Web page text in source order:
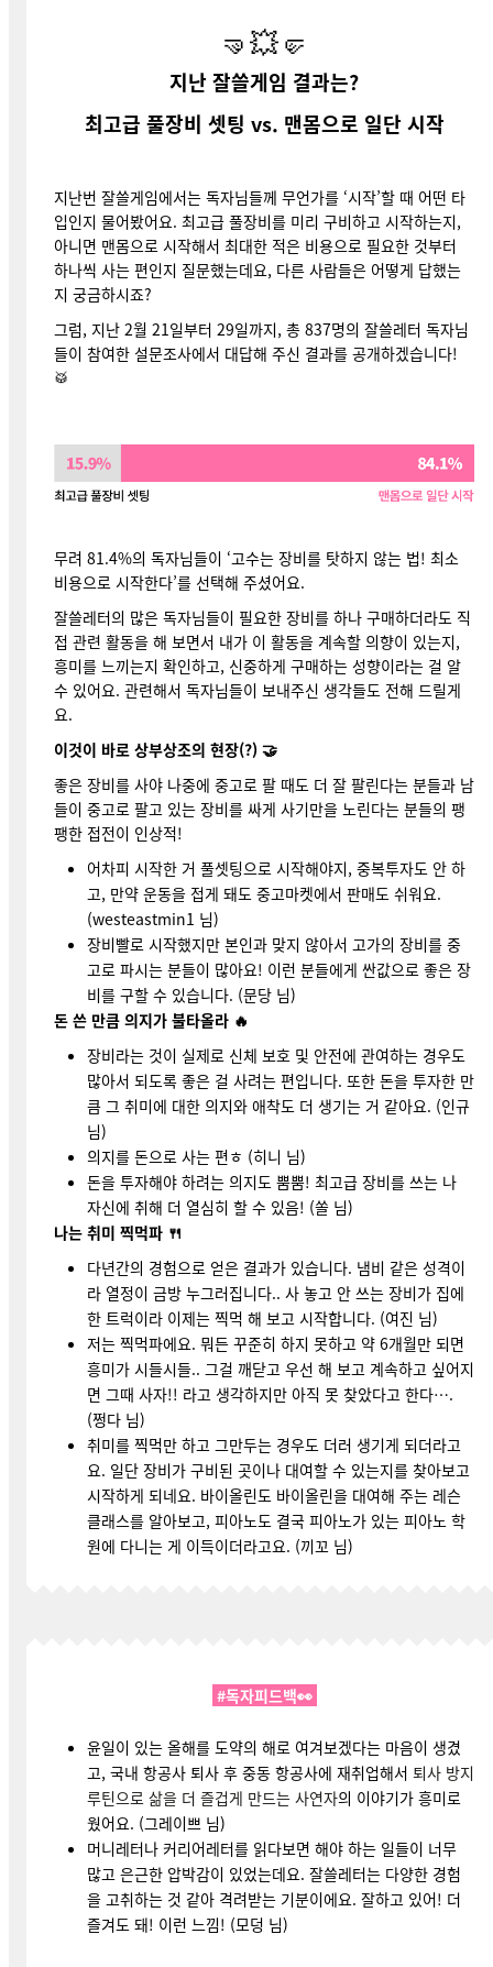
🤜💥🤛
지난 잘쓸게임 결과는?
최고급 풀장비 셋팅 vs. 맨몸으로 일단 시작
지난번 잘쓸게임에서는 독자님들께 무언가를 ‘시작’할 때 어떤 타
입인지 물어봤어요. 최고급 풀장비를 미리 구비하고 시작하는지,
아니면 맨몸으로 시작해서 최대한 적은 비용으로 필요한 것부터
하나씩 사는 편인지 질문했는데요, 다른 사람들은 어떻게 답했는
지 궁금하시죠?
그럼, 지난 2월 21일부터 29일까지, 총 837명의 잘쓸레터 독자님
들이 참여한 설문조사에서 대답해 주신 결과를 공개하겠습니다!
🥁
무려 81.4%의 독자님들이 ‘고수는 장비를 탓하지 않는 법! 최소
비용으로 시작한다’를 선택해 주셨어요.
잘쓸레터의 많은 독자님들이 필요한 장비를 하나 구매하더라도 직
접 관련 활동을 해 보면서 내가 이 활동을 계속할 의향이 있는지,
흥미를 느끼는지 확인하고, 신중하게 구매하는 성향이라는 걸 알
수 있어요. 관련해서 독자님들이 보내주신 생각들도 전해 드릴게
요.
이것이 바로 상부상조의 현장(?) 🤝
좋은 장비를 사야 나중에 중고로 팔 때도 더 잘 팔린다는 분들과 남
들이 중고로 팔고 있는 장비를 싸게 사기만을 노린다는 분들의 팽
팽한 접전이 인상적!
어차피 시작한 거 풀셋팅으로 시작해야지, 중복투자도 안 하
고, 만약 운동을 접게 돼도 중고마켓에서 판매도 쉬워요.
(westeastmin1 님)
장비빨로 시작했지만 본인과 맞지 않아서 고가의 장비를 중
고로 파시는 분들이 많아요! 이런 분들에게 싼값으로 좋은 장
비를 구할 수 있습니다. (문당 님)
돈 쓴 만큼 의지가 불타올라 🔥
장비라는 것이 실제로 신체 보호 및 안전에 관여하는 경우도
많아서 되도록 좋은 걸 사려는 편입니다. 또한 돈을 투자한 만
큼 그 취미에 대한 의지와 애착도 더 생기는 거 같아요. (인규
님)
의지를 돈으로 사는 편ㅎ (히니 님)
돈을 투자해야 하려는 의지도 뿜뿜! 최고급 장비를 쓰는 나
자신에 취해 더 열심히 할 수 있음! (쏠 님)
나는 취미 찍먹파 🍴
다년간의 경험으로 얻은 결과가 있습니다. 냄비 같은 성격이
라 열정이 금방 누그러집니다.. 사 놓고 안 쓰는 장비가 집에
한 트럭이라 이제는 찍먹 해 보고 시작합니다. (여진 님)
저는 찍먹파에요. 뭐든 꾸준히 하지 못하고 약 6개월만 되면
흥미가 시들시들.. 그걸 깨닫고 우선 해 보고 계속하고 싶어지
면 그때 사자!! 라고 생각하지만 아직 못 찾았다고 한다….
(쩡다 님)
취미를 찍먹만 하고 그만두는 경우도 더러 생기게 되더라고
요. 일단 장비가 구비된 곳이나 대여할 수 있는지를 찾아보고
시작하게 되네요. 바이올린도 바이올린을 대여해 주는 레슨
클래스를 알아보고, 피아노도 결국 피아노가 있는 피아노 학
원에 다니는 게 이득이더라고요. (끼꼬 님)
#독자피드백👀
윤일이 있는 올해를 도약의 해로 여겨보겠다는 마음이 생겼
고, 국내 항공사 퇴사 후 중동 항공사에 재취업해서 퇴사 방지
루틴으로 삶을 더 즐겁게 만드는 사연자의 이야기가 흥미로
웠어요. (그레이쁘 님)
머니레터나 커리어레터를 읽다보면 해야 하는 일들이 너무
많고 은근한 압박감이 있었는데요. 잘쓸레터는 다양한 경험
을 고취하는 것 같아 격려받는 기분이에요. 잘하고 있어! 더
즐겨도 돼! 이런 느낌! (모덩 님)